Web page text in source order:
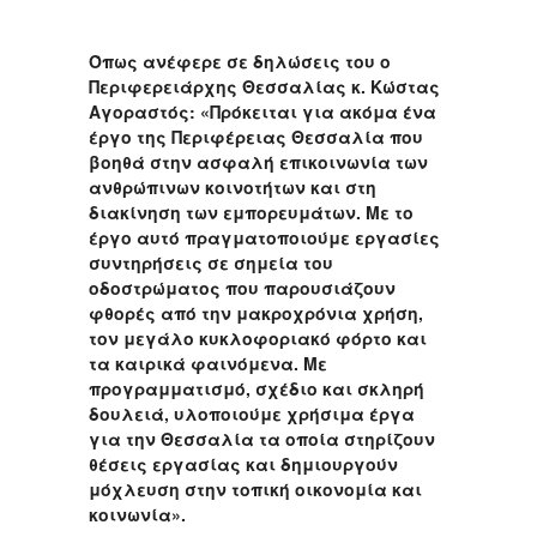
Όπως ανέφερε σε δηλώσεις του ο
Περιφερειάρχης Θεσσαλίας κ. Κώστας
Αγοραστός: «Πρόκειται για ακόμα ένα
έργο της Περιφέρειας Θεσσαλία που
βοηθά στην ασφαλή επικοινωνία των
ανθρώπινων κοινοτήτων και στη
διακίνηση των εμπορευμάτων. Με το
έργο αυτό πραγματοποιούμε εργασίες
συντηρήσεις σε σημεία του
οδοστρώματος που παρουσιάζουν
φθορές από την μακροχρόνια χρήση,
τον μεγάλο κυκλοφοριακό φόρτο και
τα καιρικά φαινόμενα. Με
προγραμματισμό, σχέδιο και σκληρή
δουλειά, υλοποιούμε χρήσιμα έργα
για την Θεσσαλία τα οποία στηρίζουν
θέσεις εργασίας και δημιουργούν
μόχλευση στην τοπική οικονομία και
κοινωνία».